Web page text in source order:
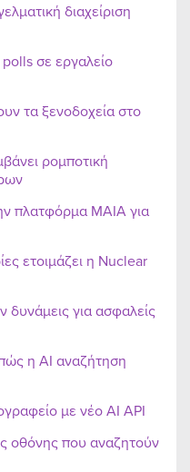
διαχείριση
σε εργαλείο
τα ξενοδοχεία στο
ρομποτική
πλατφόρμα MAIA για
ετοιμάζει η Nuclear
δυνάμεις για ασφαλείς
η AI αναζήτηση
με νέο AI API
οθόνης που αναζητούν